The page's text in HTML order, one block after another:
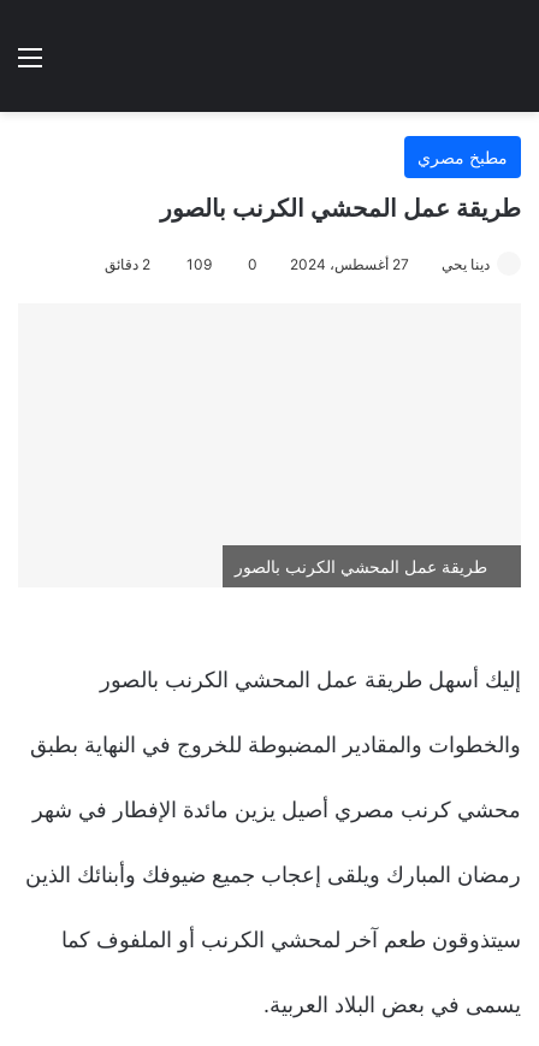
الوضع
مطبخ مصري
طريقة عمل المحشي الكرنب بالصور
دينا يحي 27 أغسطس، 2024 0
109
طريقة عمل المحشي الكرنب بالصور
إليك أسهل طريقة عمل المحشي الكرنب بالصور
والخطوات والمقادير المضبوطة للخروج في النهاية بطبق
محشي كرنب مصري أصيل يزين مائدة الإفطار في شهر
رمضان المبارك ويلقى إعجاب جميع ضيوفك وأبنائك الذين
سيتذوقون طعم آخر لمحشي الكرنب أو الملفوف كما
يسمى في بعض البلاد العربية.